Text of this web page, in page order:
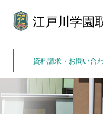
江戸川学園
資料請求・お問い合